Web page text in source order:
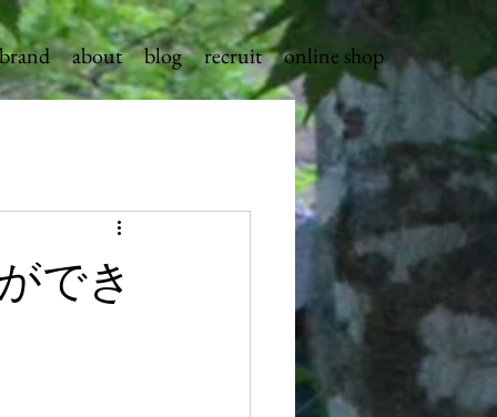
brand about blog recruit online shop
でき